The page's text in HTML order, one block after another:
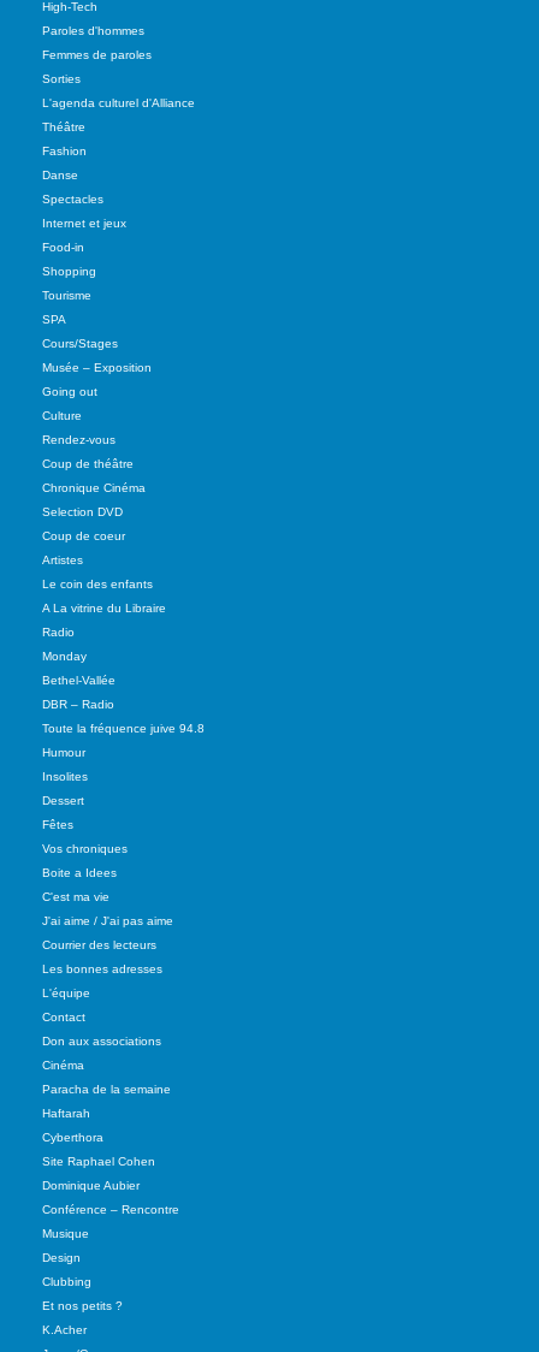
High-Tech
Paroles d'hommes
Femmes de paroles
Sorties
L'agenda culturel d'Alliance
Théâtre
Fashion
Danse
Spectacles
Internet et jeux
Food-in
Shopping
Tourisme
SPA
Cours/Stages
Musée – Exposition
Going out
Culture
Rendez-vous
Coup de théâtre
Chronique Cinéma
Selection DVD
Coup de coeur
Artistes
Le coin des enfants
A La vitrine du Libraire
Radio
Monday
Bethel-Vallée
DBR – Radio
Toute la fréquence juive 94.8
Humour
Insolites
Dessert
Fêtes
Vos chroniques
Boite a Idees
C'est ma vie
J'ai aime / J'ai pas aime
Courrier des lecteurs
Les bonnes adresses
L'équipe
Contact
Don aux associations
Cinéma
Paracha de la semaine
Haftarah
Cyberthora
Site Raphael Cohen
Dominique Aubier
Conférence – Rencontre
Musique
Design
Clubbing
Et nos petits ?
K.Acher